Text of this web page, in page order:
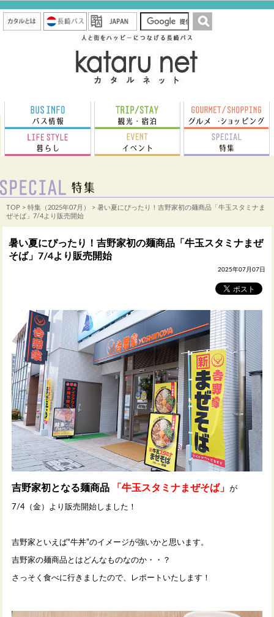
TOP > 特集（2025年07月）
> 暑い夏にぴったり！吉野家初の麺商品「牛玉スタミナま
ぜそば」7/4より販売開始
暑い夏にぴったり！吉野家初の麺商品「牛玉スタミナまぜ
そば」7/4より販売開始
2025年07月07日
吉野家初となる麺商品 「牛玉スタミナまぜそば」が
7/4（金）より販売開始しました！
吉野家といえば“牛丼”のイメージが強いかと思います。
吉野家の麺商品とはどんなものなのか・・？
さっそく食べに行きましたので、レポートいたします！